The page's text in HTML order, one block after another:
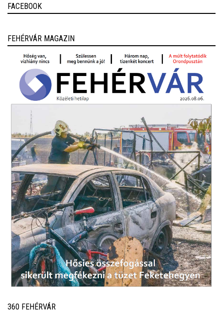
FACEBOOK
FEHÉRVÁR MAGAZIN
360 FEHÉRVÁR